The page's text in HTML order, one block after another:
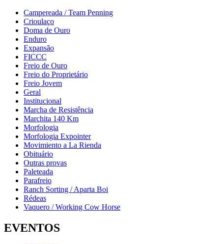
Campereada / Team Penning
Crioulaço
Doma de Ouro
Enduro
Expansão
FICCC
Freio de Ouro
Freio do Proprietário
Freio Jovem
Geral
Institucional
Marcha de Resistência
Marchita 140 Km
Morfologia
Morfologia Expointer
Movimiento a La Rienda
Obituário
Outras provas
Paleteada
Parafreio
Ranch Sorting / Aparta Boi
Rédeas
Vaquero / Working Cow Horse
EVENTOS